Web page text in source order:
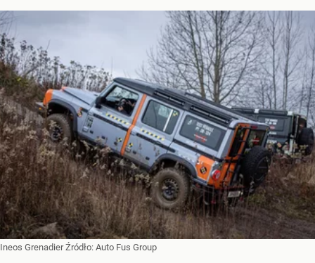
Ineos GrenadierŹródło: Auto Fus Group